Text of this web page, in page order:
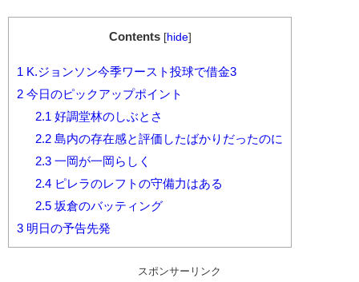
Contents [hide]
1 K.ジョンソン今季ワースト投球で借金3
2 今日のピックアップポイント
2.1 好調堂林のしぶとさ
2.2島内の存在感と評価したばかりだったのに
2.3一岡が一岡らしく
2.4ピレラのレフトの守備力はある
2.5坂倉のバッティング
3 明日の予告先発
スポンサーリンク